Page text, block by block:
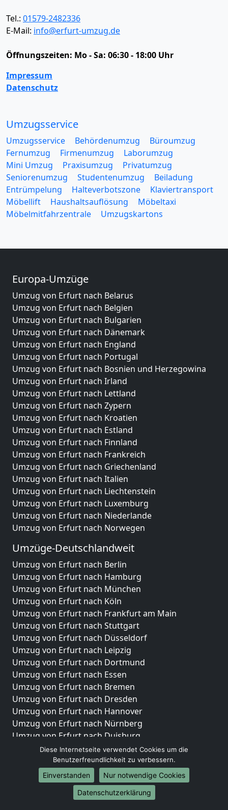
Tel.: 01579-2482336
E-Mail: info@erfurt-umzug.de
Öffnungszeiten: Mo - Sa: 06:30 - 18:00 Uhr
Impressum
Datenschutz
Umzugsservice
Umzugsservice Behördenumzug
Büroumzug
Fernumzug
Firmenumzug
Laborumzug
Mini Umzug
Praxisumzug
Privatumzug
Seniorenumzug
Studentenumzug
Beiladung
Entrümpelung
Halteverbotszone
Klaviertransport
Möbellift
Haushaltsauflösung
Möbeltaxi
Möbelmitfahrzentrale
Umzugskartons
Europa-Umzüge
Umzug von Erfurt nach Belarus
Umzug von Erfurt nach Belgien
Umzug von Erfurt nach Bulgarien
Umzug von Erfurt nach Dänemark
Umzug von Erfurt nach England
Umzug von Erfurt nach Portugal
Umzug von Erfurt nach Bosnien und Herzegowina
Umzug von Erfurt nach Irland
Umzug von Erfurt nach Lettland
Umzug von Erfurt nach Zypern
Umzug von Erfurt nach Kroatien
Umzug von Erfurt nach Estland
Umzug von Erfurt nach Finnland
Umzug von Erfurt nach Frankreich
Umzug von Erfurt nach Griechenland
Umzug von Erfurt nach Italien
Umzug von Erfurt nach Liechtenstein
Umzug von Erfurt nach Luxemburg
Umzug von Erfurt nach Niederlande
Umzug von Erfurt nach Norwegen
Umzüge-Deutschlandweit
Umzug von Erfurt nach Berlin
Umzug von Erfurt nach Hamburg
Umzug von Erfurt nach München
Umzug von Erfurt nach Köln
Umzug von Erfurt nach Frankfurt am Main
Umzug von Erfurt nach Stuttgart
Umzug von Erfurt nach Düsseldorf
Umzug von Erfurt nach Leipzig
Umzug von Erfurt nach Dortmund
Umzug von Erfurt nach Essen
Umzug von Erfurt nach Bremen
Umzug von Erfurt nach Dresden
Umzug von Erfurt nach Hannover
Umzug von Erfurt nach Nürnberg
Umzug von Erfurt nach Duisburg
Umzug von Erfurt nach Bochum
Umzug von Erfurt nach Wuppertal
Umzug von Erfurt nach Bielefeld
Umzug von Erfurt nach Bonn
Umzug von Erfurt nach Münster
Diese Internetseite verwendet Cookies um die
Benutzerfreundlichkeit zu verbessern.
Einverstanden
Nur notwendige Cookies
Datenschutzerklärung